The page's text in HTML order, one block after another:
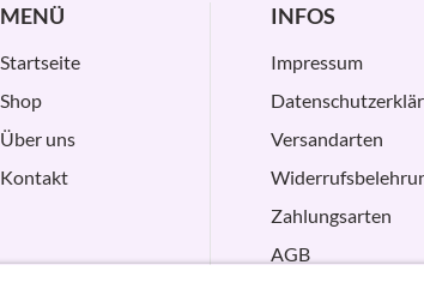
MENÜ
Startseite
Shop
Über uns
Kontakt
INFOS
Impressum
Versandarten
Zahlungsarten
AGB